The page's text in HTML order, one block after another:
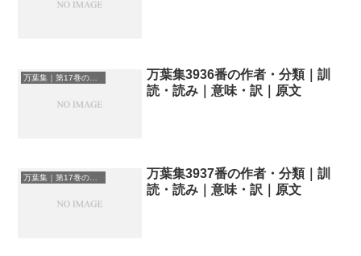
万葉集｜第17巻の和歌一覧
万葉集3936番の作者・分類｜訓
読・読み｜意味・訳｜原文
万葉集｜第17巻の和歌一覧
万葉集3937番の作者・分類｜訓
読・読み｜意味・訳｜原文